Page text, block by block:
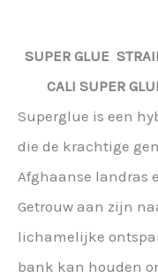
SUPER GLUE
CALI SUPER
Superglue is een
die de krachtige
Afghaanse landras
Getrouw aan zijn
lichamelijke
bank kan houden